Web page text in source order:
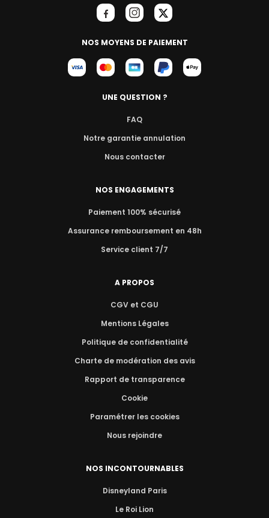
NOS MOYENS DE PAIEMENT
UNE QUESTION ?
FAQ
Notre garantie annulation
Nous contacter
NOS ENGAGEMENTS
Paiement 100% sécurisé
Assurance remboursement en 48h
Service client 7/7
A PROPOS
CGV et CGU
Mentions Légales
Politique de confidentialité
Charte de modération des avis
Rapport de transparence
Cookie
Paramétrer les cookies
Nous rejoindre
NOS INCONTOURNABLES
Disneyland Paris
Le Roi Lion